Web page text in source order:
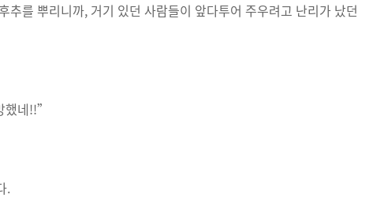
추를 뿌리니까, 거기 있던 사람들이 앞다투어 주우려고 난리가 났던
했네!!”
.